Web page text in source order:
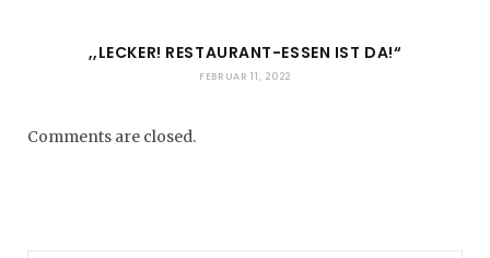
,,LECKER! RESTAURANT-ESSEN IST DA!“
FEBRUAR 11, 2022
Comments are closed.